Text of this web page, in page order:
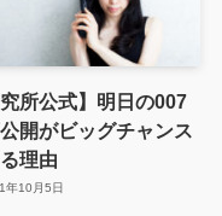
究所公式】明日の007
開がビッグチャンス
理由
年10月5日